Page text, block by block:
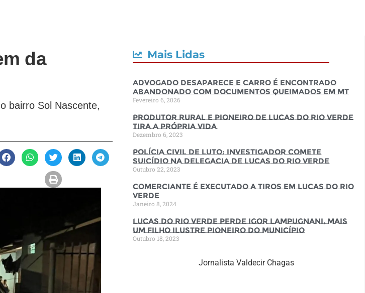
da
bairro Sol Nascente,
Mais Lidas
Advogado desaparece e carro é encontrado
abandonado com documentos queimados em MT
Fevereiro 6, 2026
Produtor rural e pioneiro de Lucas do Rio Verde
tira a própria vida
Dezembro 6, 2023
Polícia Civil de luto: Investigador comete
suicídio na Delegacia de Lucas do Rio Verde
Outubro 22, 2023
Comerciante é executado a tiros em Lucas do Rio
Verde
Janeiro 8, 2024
Lucas do Rio Verde perde Igor Lampugnani, mais
um filho ilustre pioneiro do município
Outubro 18, 2023
Jornalista Valdecir Chagas